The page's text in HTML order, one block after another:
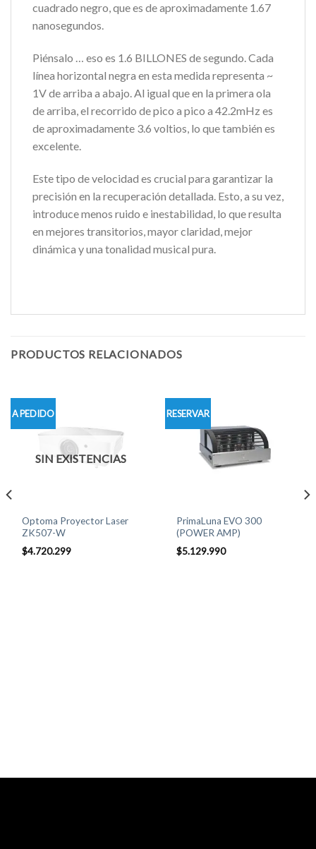
cuadrado negro, que es de aproximadamente 1.67
nanosegundos.
Piénsalo … eso es 1.6 BILLONES de segundo. Cada
línea horizontal negra en esta medida representa ~
1V de arriba a abajo. Al igual que en la primera ola
de arriba, el recorrido de pico a pico a 42.2mHz es
de aproximadamente 3.6 voltios, lo que también es
excelente.
Este tipo de velocidad es crucial para garantizar la
precisión en la recuperación detallada. Esto, a su vez,
introduce menos ruido e inestabilidad, lo que resulta
en mejores transitorios, mayor claridad, mejor
dinámica y una tonalidad musical pura.
PRODUCTOS RELACIONADOS
A PEDIDO
SIN EXISTENCIAS
Optoma Proyector Laser
ZK507-W
$4.720.299
RESERVAR
PrimaLuna EVO 300
(POWER AMP)
$5.129.990